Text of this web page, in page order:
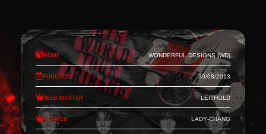
Nome Wonderful Designs (WD)
Fundado 30/08/2013
Web-Master Leithold
Co-Web Lady-Chang